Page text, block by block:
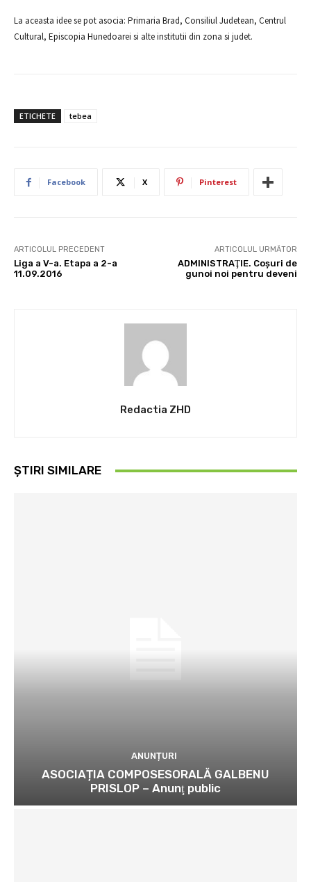
La aceasta idee se pot asocia: Primaria Brad, Consiliul Judetean, Centrul
Cultural, Episcopia Hunedoarei si alte institutii din zona si judet.
ETICHETE tebea
Facebook X Pinterest
ARTICOLUL PRECEDENT
Liga a V-a. Etapa a 2-a
11.09.2016
ARTICOLUL URMĂTOR
ADMINISTRAŢIE. Coşuri de
gunoi noi pentru deveni
Redactia ZHD
ȘTIRI SIMILARE
ANUNȚURI
ASOCIAȚIA COMPOSESORALĂ GALBENU
PRISLOP – Anunţ public